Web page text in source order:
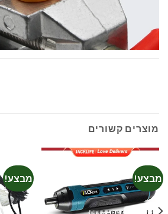
מוצרים קשורים
מבצע! מבצע!